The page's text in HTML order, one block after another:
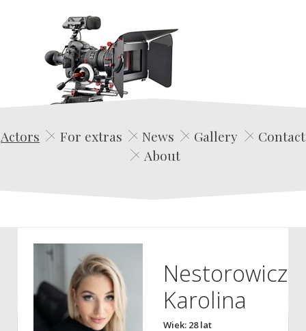
Edwin Film Agencja Aktorska
Actors For extras News Gallery
Contact
About
Nestorowicz
Karolina
Wiek: 28 lat